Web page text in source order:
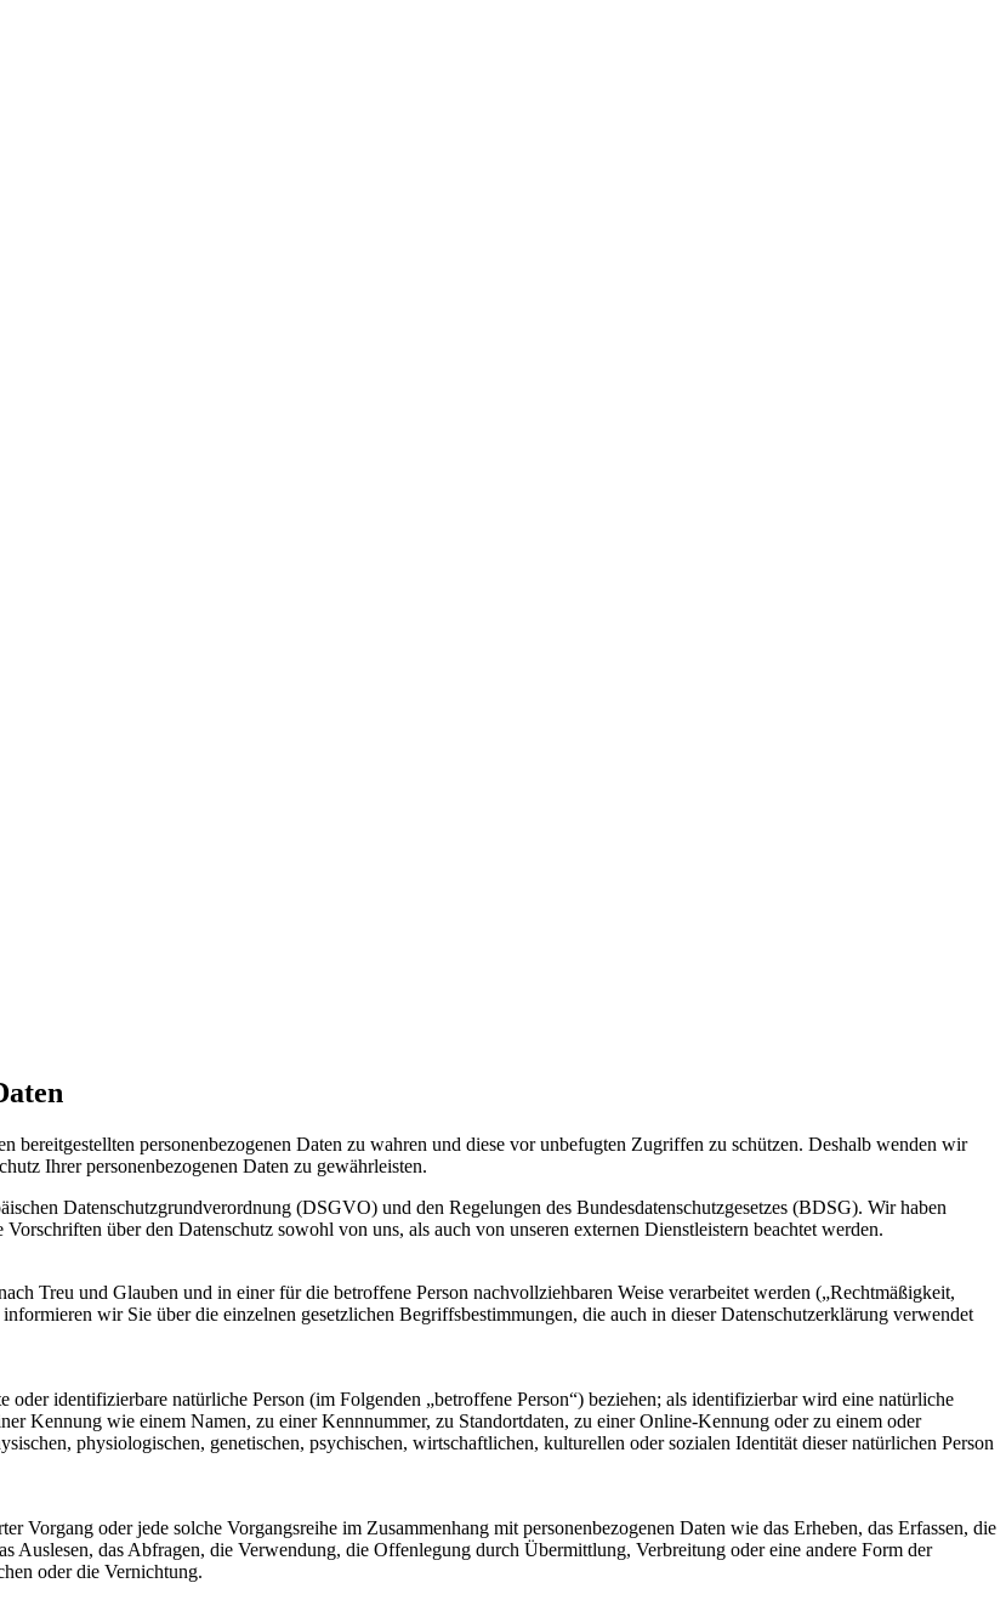
bereitgestellten personenbezogenen Daten zu wahren und diese vor unbefugten Zugriffen zu schützen. Deshalb wenden wir
Ihrer personenbezogenen Daten zu gewährleisten.
Datenschutzgrundverordnung (DSGVO) und den Regelungen des Bundesdatenschutzgesetzes (BDSG). Wir haben
über den Datenschutz sowohl von uns, als auch von unseren externen Dienstleistern beachtet werden.
Treu und Glauben und in einer für die betroffene Person nachvollziehbaren Weise verarbeitet werden („Rechtmäßigkeit,
wir Sie über die einzelnen gesetzlichen Begriffsbestimmungen, die auch in dieser Datenschutzerklärung verwendet
identifizierbare natürliche Person (im Folgenden „betroffene Person“) beziehen; als identifizierbar wird eine natürliche
Kennung wie einem Namen, zu einer Kennnummer, zu Standortdaten, zu einer Online-Kennung oder zu einem oder
physiologischen, genetischen, psychischen, wirtschaftlichen, kulturellen oder sozialen Identität dieser natürlichen Person
Vorgang oder jede solche Vorgangsreihe im Zusammenhang mit personenbezogenen Daten wie das Erheben, das Erfassen, die
Auslesen, das Abfragen, die Verwendung, die Offenlegung durch Übermittlung, Verbreitung oder eine andere Form der
oder die Vernichtung.